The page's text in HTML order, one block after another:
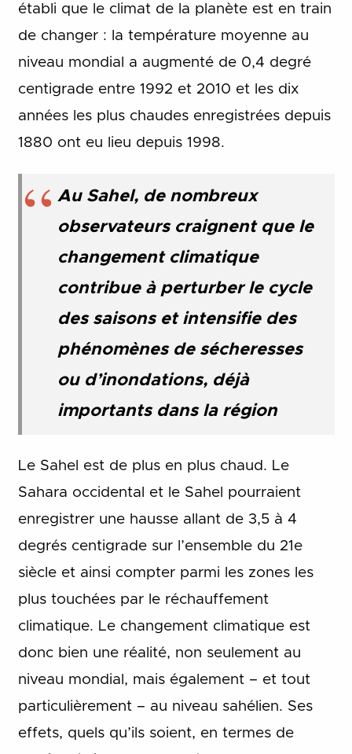
établi que le climat de la planète est en train
de changer : la température moyenne au
niveau mondial a augmenté de 0,4 degré
centigrade entre 1992 et 2010 et les dix
années les plus chaudes enregistrées depuis
1880 ont eu lieu depuis 1998.
Au Sahel, de nombreux
observateurs craignent que le
changement climatique
contribue à perturber le cycle
des saisons et intensifie des
phénomènes de sécheresses
ou d’inondations, déjà
importants dans la région
Le Sahel est de plus en plus chaud. Le
Sahara occidental et le Sahel pourraient
enregistrer une hausse allant de 3,5 à 4
degrés centigrade sur l’ensemble du 21e
siècle et ainsi compter parmi les zones les
plus touchées par le réchauffement
climatique. Le changement climatique est
donc bien une réalité, non seulement au
niveau mondial, mais également – et tout
particulièrement – au niveau sahélien. Ses
effets, quels qu’ils soient, en termes de